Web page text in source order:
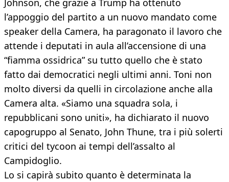
Johnson, che grazie a Trump ha ottenuto
l’appoggio del partito a un nuovo mandato come
speaker della Camera, ha paragonato il lavoro che
attende i deputati in aula all’accensione di una
“fiamma ossidrica” su tutto quello che è stato
fatto dai democratici negli ultimi anni. Toni non
molto diversi da quelli in circolazione anche alla
Camera alta. «Siamo una squadra sola, i
repubblicani sono uniti», ha dichiarato il nuovo
capogruppo al Senato, John Thune, tra i più solerti
critici del tycoon ai tempi dell’assalto al
Campidoglio.
Lo si capirà subito quanto è determinata la